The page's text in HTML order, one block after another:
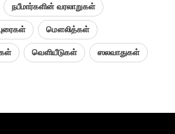
நபீமார்களின் வரலாறுகள்
மௌலித்கள்
வெளியீடுகள் ஸலவாதுகள்